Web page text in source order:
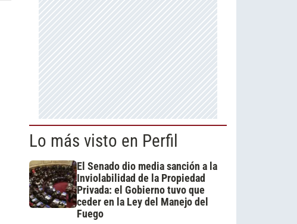
Lo más visto en Perfil
El Senado dio media sanción a la
Inviolabilidad de la Propiedad
Privada: el Gobierno tuvo que
ceder en la Ley del Manejo del
Fuego